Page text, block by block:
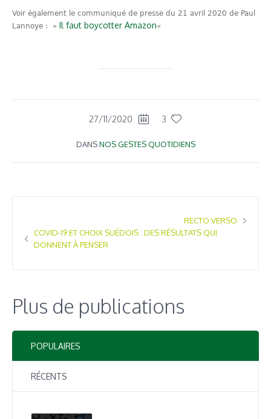
Voir également le communiqué de presse du 21 avril 2020 de Paul
Lannoye : » Il faut boycotter Amazon«
27/11/2020 3
DANSNOS GESTES QUOTIDIENS
RECTO VERSO
COVID-19 ET CHOIX SUÉDOIS : DES RÉSULTATS QUI
DONNENT À PENSER
Plus de publications
POPULAIRES
RÉCENTS